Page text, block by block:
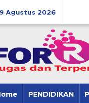
9 Agustus 2026
PENDIDIKAN